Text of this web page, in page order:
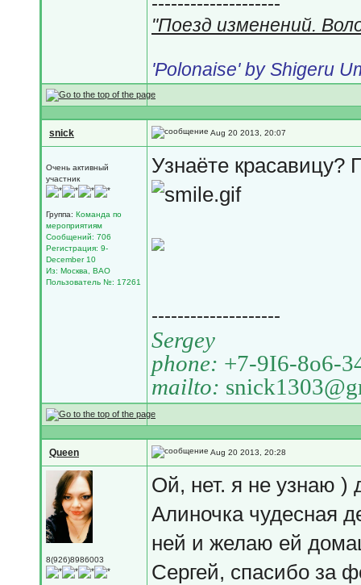
"Поезд изменений.
'Polonaise' by Shigeru
snick Aug 20 2013, 20:07
Очень активный
участник
Группа: Команда по
мероприятиям
Сообщений: 706
Регистрация: 9-
December 10
Из: Москва, ВАО
Пользователь №: 17261
Узнаёте красавицу?
--------------------
Sergey
phone: +7-9I6-8o6-
mailto:
Queen Aug 20 2013, 20:28
8(926)8986003
Ой, нет. я не узнаю )
Алиночка чудесная
ней и желаю ей
Сергей, спасибо за